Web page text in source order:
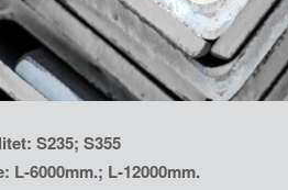
S235; S355
L-6000mm.; L-12000mm.